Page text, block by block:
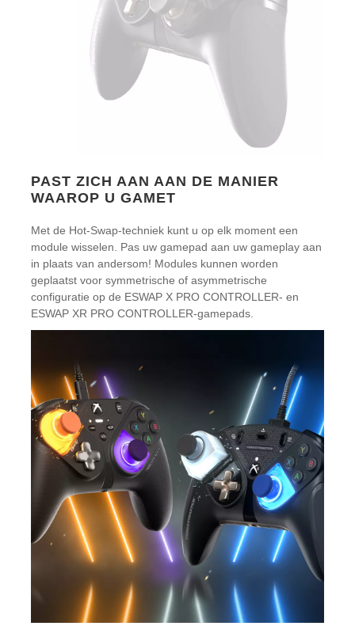
PAST ZICH AAN AAN DE MANIER
WAAROP U GAMET
Met de Hot-Swap-techniek kunt u op elk moment een
module wisselen. Pas uw gamepad aan uw gameplay aan
in plaats van andersom! Modules kunnen worden
geplaatst voor symmetrische of asymmetrische
configuratie op de ESWAP X PRO CONTROLLER- en
ESWAP XR PRO CONTROLLER-gamepads.